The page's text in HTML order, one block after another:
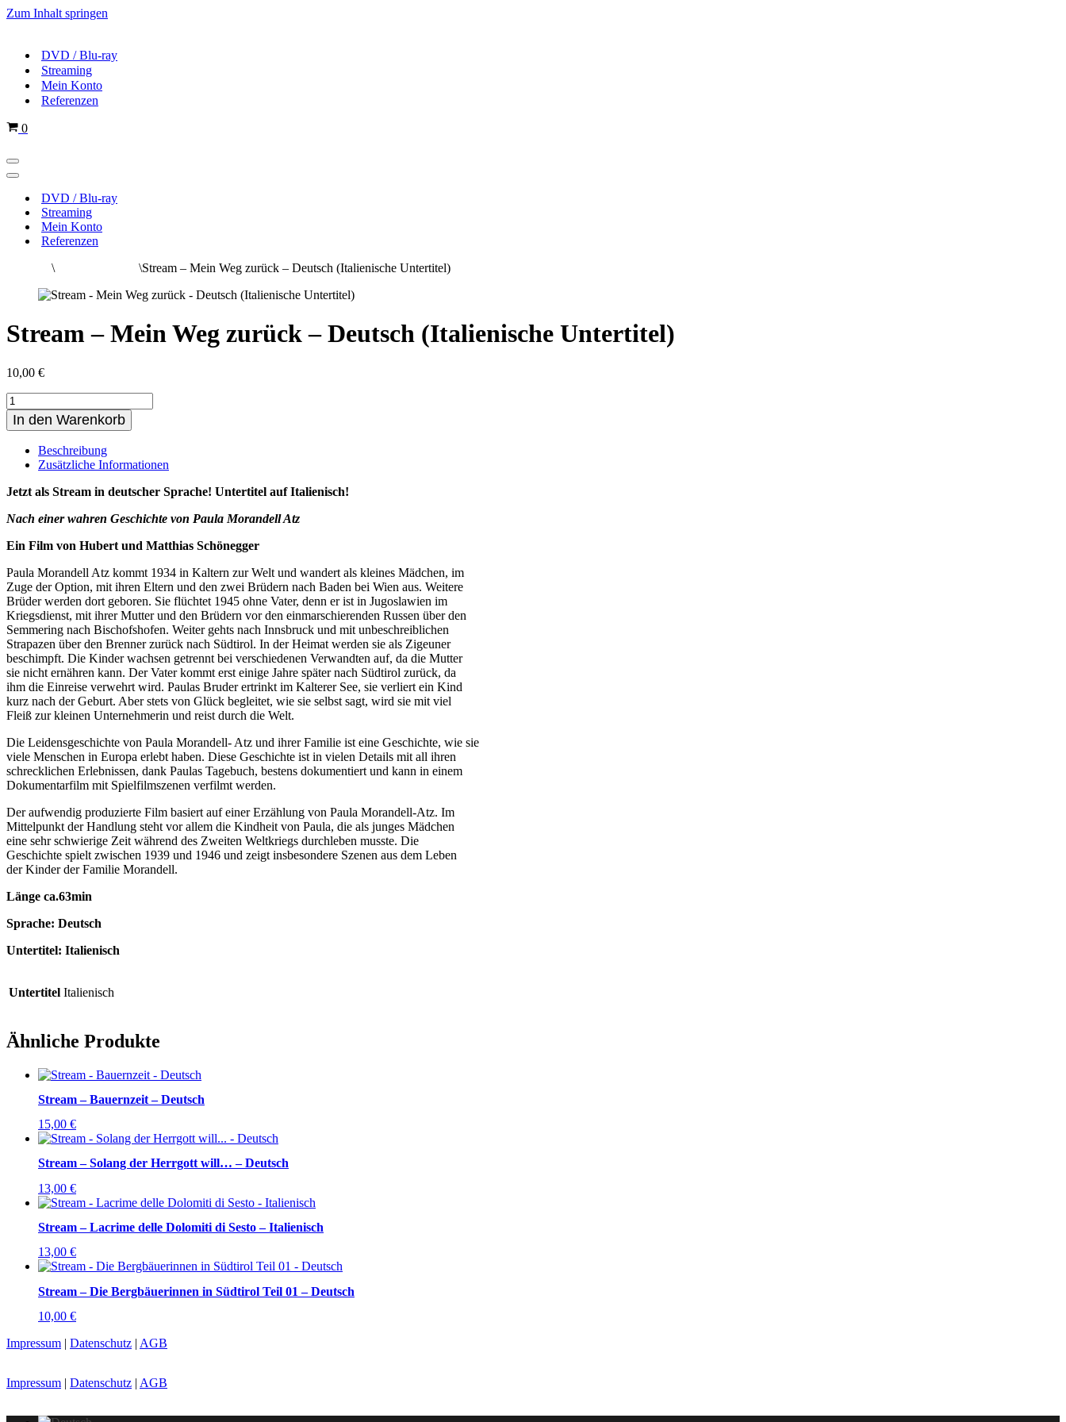
Zum Inhalt springen
DVD / Blu-ray
Streaming
Mein Konto
Referenzen
Warenkorb
0
Navigations-
Menü
Navigations-
DVD / Blu-ray
Streaming
Mein Konto
Referenzen
\ \Stream – Mein Weg zurück – Deutsch (Italienische Untertitel)
Stream – Mein Weg zurück – Deutsch (Italienische Untertitel)
10,00 €
Stream
-
Mein
zurück
Deutsch
(Italienische
Untertitel)
Menge
In den Warenkorb
Beschreibung
Zusätzliche Informationen
Jetzt als Stream in deutscher Sprache! Untertitel auf Italienisch!
Nach einer wahren Geschichte von Paula Morandell Atz
Ein Film von Hubert und Matthias Schönegger
Paula Morandell Atz kommt 1934 in Kaltern zur Welt und wandert als kleines Mädchen, im
Zuge der Option, mit ihren Eltern und den zwei Brüdern nach Baden bei Wien aus. Weitere
Brüder werden dort geboren. Sie flüchtet 1945 ohne Vater, denn er ist in Jugoslawien im
Kriegsdienst, mit ihrer Mutter und den Brüdern vor den einmarschierenden Russen über den
Semmering nach Bischofshofen. Weiter gehts nach Innsbruck und mit unbeschreiblichen
Strapazen über den Brenner zurück nach Südtirol. In der Heimat werden sie als Zigeuner
beschimpft. Die Kinder wachsen getrennt bei verschiedenen Verwandten auf, da die Mutter
sie nicht ernähren kann. Der Vater kommt erst einige Jahre später nach Südtirol zurück, da
ihm die Einreise verwehrt wird. Paulas Bruder ertrinkt im Kalterer See, sie verliert ein Kind
kurz nach der Geburt. Aber stets von Glück begleitet, wie sie selbst sagt, wird sie mit viel
Fleiß zur kleinen Unternehmerin und reist durch die Welt.
Die Leidensgeschichte von Paula Morandell- Atz und ihrer Familie ist eine Geschichte, wie sie
viele Menschen in Europa erlebt haben. Diese Geschichte ist in vielen Details mit all ihren
schrecklichen Erlebnissen, dank Paulas Tagebuch, bestens dokumentiert und kann in einem
Dokumentarfilm mit Spielfilmszenen verfilmt werden.
Der aufwendig produzierte Film basiert auf einer Erzählung von Paula Morandell-Atz. Im
Mittelpunkt der Handlung steht vor allem die Kindheit von Paula, die als junges Mädchen
eine sehr schwierige Zeit während des Zweiten Weltkriegs durchleben musste. Die
Geschichte spielt zwischen 1939 und 1946 und zeigt insbesondere Szenen aus dem Leben
der Kinder der Familie Morandell.
Länge ca.63min
Sprache: Deutsch
Untertitel: Italienisch
Untertitel Italienisch
Ähnliche Produkte
Stream – Bauernzeit – Deutsch
15,00 €
Stream – Solang der Herrgott will… – Deutsch
13,00 €
Stream – Lacrime delle Dolomiti di Sesto – Italienisch
13,00 €
Stream – Die Bergbäuerinnen in Südtirol Teil 01 – Deutsch
10,00 €
Impressum | Datenschutz | AGB
Impressum | Datenschutz | AGB